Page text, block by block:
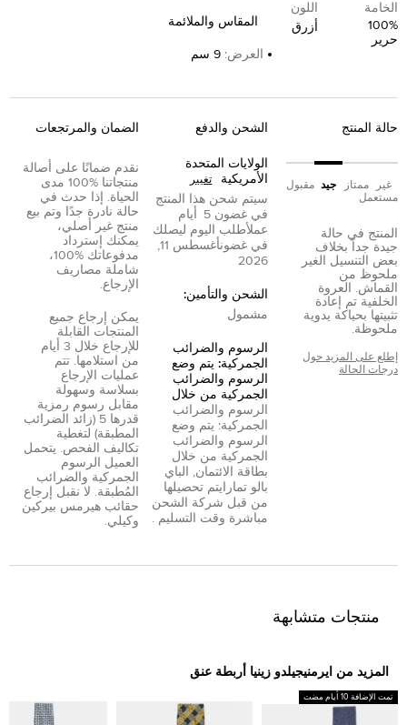
الخامة
100%
حرير
اللون
أزرق
المقاس والملائمة
العرض:9 سم
حالة المنتج
غير
مستعمل
ممتاز جيد مقبول
المنتج في حالة
جيدة جداً بخلاف
بعض التنسيل الغير
ملحوظ من
القماش. العروة
الخلفية تم إعادة
تثبيتها بحياكة يدوية
ملحوظة.
إطلع على المزيد حول
درجات الحالة
الشحن والدفع
الولايات المتحدة
الأمريكية
تغيير
سيتم شحن هذا المنتج
في غضون 5
أيام
عملأطلب اليوم ليصلك
في غضون
أغسطس 11,
2026
الشحن والتأمين:
مشمول
الرسوم والضرائب
الجمركية: يتم وضع
الرسوم والضرائب
الجمركية من خلال
الرسوم والضرائب
الجمركية: يتم وضع
الرسوم والضرائب
الجمركية من خلال
بطاقة الائتمان
الباي
بالو تمارا يتم تحصيلها
من قبل شركة الشحن
مباشرة وقت التسليم .
الضمان والمرتجعات
نقدم ضمانًا على أصالة
منتجاتنا %100 مدى
الحياة. إذا حدث في
حالة نادرة جدًا وتم بيع
منتج غير أصلي،
يمكنك إسترداد
مدفوعاتك %100،
شاملة مصاريف
الإرجاع.
يمكن إرجاع جميع
المنتجات القابلة
للإرجاع خلال 3 أيام
من استلامها. تتم
عمليات الإرجاع
بسلاسة وسهولة
مقابل رسوم رمزية
قدرها 5 (زائد الضرائب
المطبقة) لتغطية
تكاليف الفحص. يتحمل
العميل الرسوم
الجمركية والضرائب
المُطبقة. لا نقبل إرجاع
حقائب هيرمس بيركين
وكيلي.
منتجات متشابهة
المزيد من ايرمنيجيلدو زينيا أربطة عنق
تمت الإضافة 10 أيام مضت